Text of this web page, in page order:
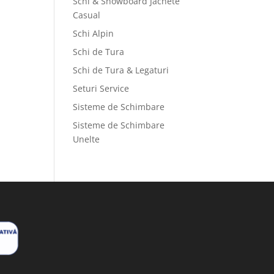
Casual
Schi Alpin
Schi de Tura
Schi de Tura & Legaturi
Seturi Service
Sisteme de Schimbare
Sisteme de Schimbare
Unelte